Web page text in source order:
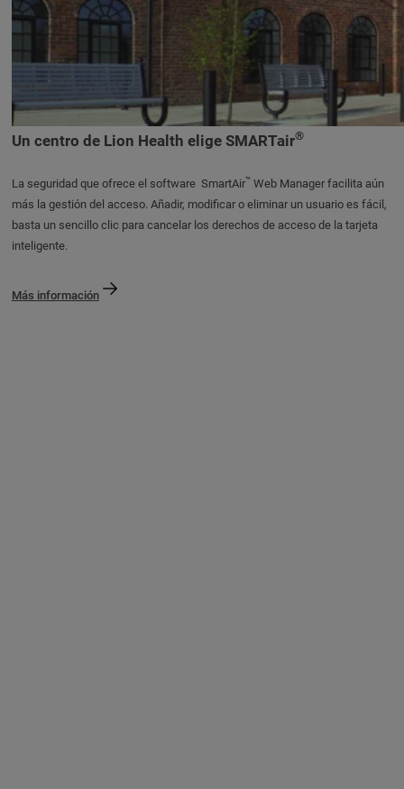
Un centro de Lion Health elige SMARTair®
La seguridad que ofrece el software SmartAir™Web Manager facilita aún
más la gestión del acceso. Añadir, modificar o eliminar un usuario es fácil,
basta un sencillo clic para cancelar los derechos de acceso de la tarjeta
inteligente.
Más información